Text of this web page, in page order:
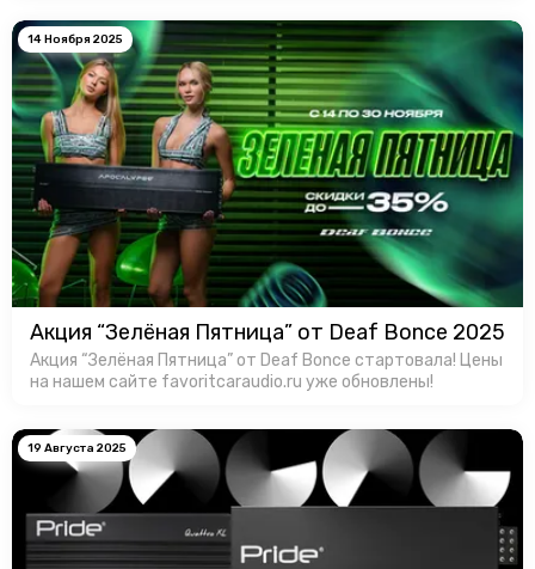
теплоотвод, а продуманная …
14 Ноября 2025
Акция “Зелёная Пятница” от Deaf Bonce 2025
Акция “Зелёная Пятница” от Deaf Bonce стартовала! Цены
на нашем сайте favoritcaraudio.ru уже обновлены!
19 Августа 2025